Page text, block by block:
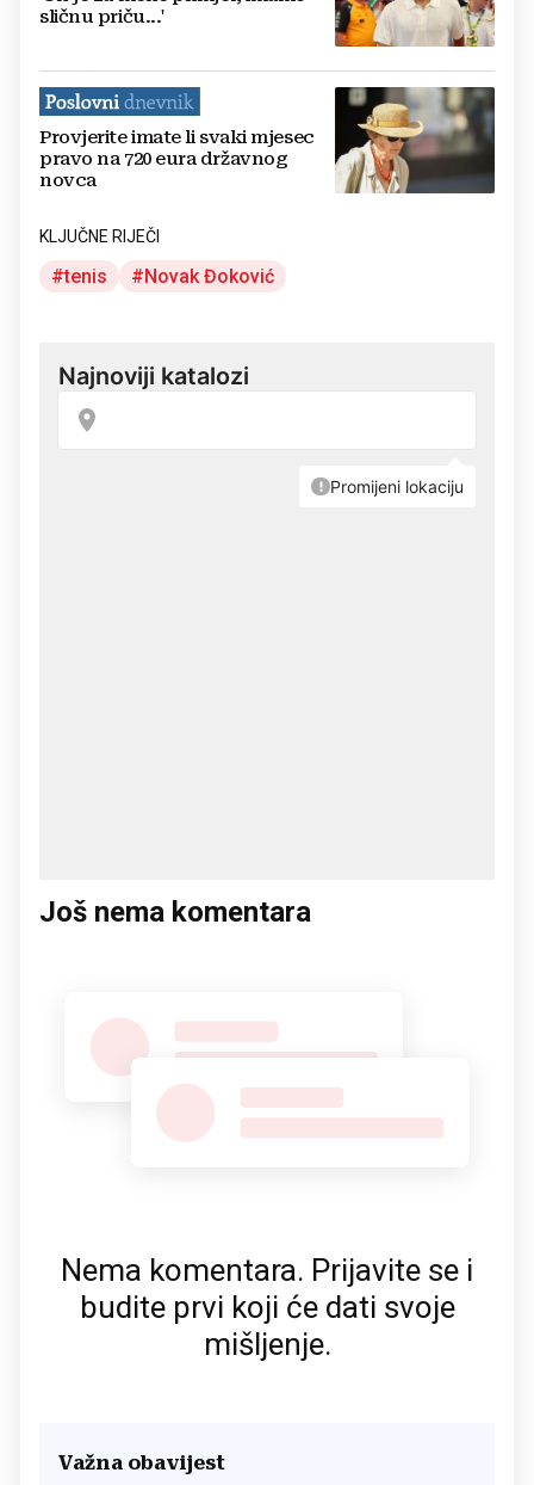
sličnu priču...'
Provjerite imate li svaki mjesec
pravo na 720 eura državnog
novca
KLJUČNE RIJEČI
tenis Novak Đoković
Još nema komentara
Nema komentara. Prijavite se i
budite prvi koji će dati svoje
mišljenje.
Važna obavijest